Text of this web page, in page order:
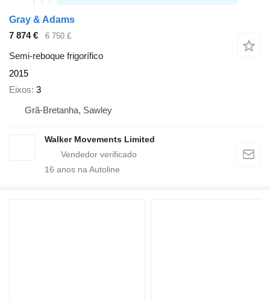
Gray & Adams
7 874 €
6 750 £
Semi-reboque frigorífico
2015
Eixos 3
Grã-Bretanha, Sawley
Walker Movements Limited
16 anos na Autoline